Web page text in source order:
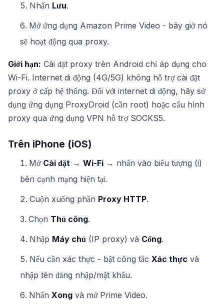
Nhấn Lưu.
Mở ứng dụng Amazon Prime Video - bây giờ nó
sẽ hoạt động qua proxy.
Giới hạn: Cài đặt proxy trên Android chỉ áp dụng cho
Wi-Fi. Internet di động (4G/5G) không hỗ trợ cài đặt
proxy ở cấp hệ thống. Đối với internet di động, hãy sử
dụng ứng dụng ProxyDroid (cần root) hoặc cấu hình
proxy qua ứng dụng VPN hỗ trợ SOCKS5.
Trên iPhone (iOS)
Mở Cài đặt → Wi-Fi → nhấn vào biểu tượng (i)
bên cạnh mạng hiện tại.
Cuộn xuống phần Proxy HTTP.
Chọn Thủ công.
Nhập Máy chủ (IP proxy) và Cổng.
Nếu cần xác thực - bật công tắc Xác thực và
nhập tên đăng nhập/mật khẩu.
Nhấn Xong và mở Prime Video.